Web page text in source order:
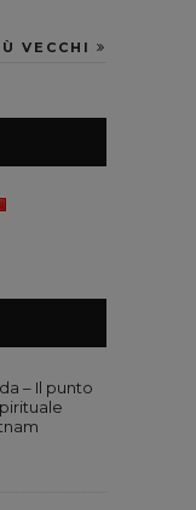
VECCHI
– Il punto